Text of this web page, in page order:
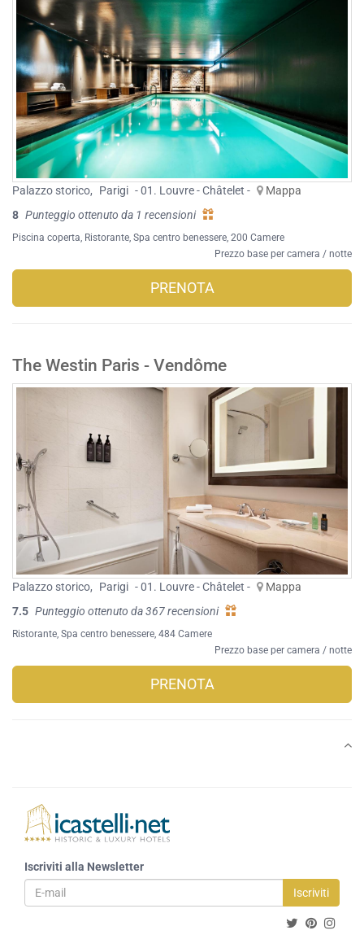
Palazzo storico, Parigi - 01. Louvre - Châtelet -
Mappa
8 Punteggio ottenuto da 1 recensioni
Piscina coperta, Ristorante, Spa centro benessere, 200 Camere
Prezzo base per camera / notte
PRENOTA
The Westin Paris - Vendôme
Palazzo storico, Parigi - 01. Louvre - Châtelet -
Mappa
7.5 Punteggio ottenuto da 367 recensioni
Ristorante Spa centro benessere , 484 Camere
Prezzo base per camera / notte
PRENOTA
Iscriviti alla Newsletter
Iscriviti